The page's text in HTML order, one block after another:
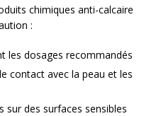
chimiques anti-calcaire
:
les dosages recommandés
contact avec la peau et les
sur des surfaces sensibles